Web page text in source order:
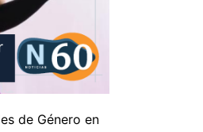
de Género en